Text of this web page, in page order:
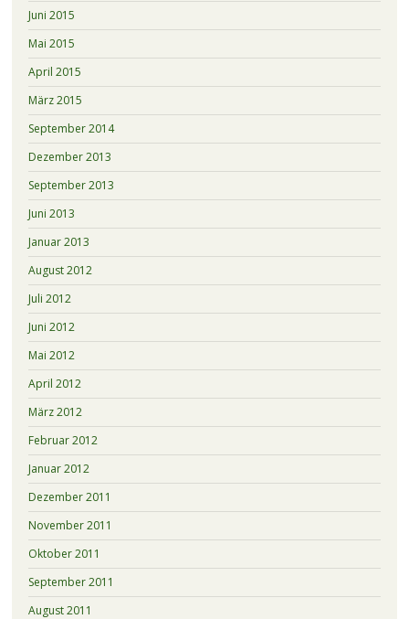
Juni 2015
Mai 2015
April 2015
März 2015
September 2014
Dezember 2013
September 2013
Juni 2013
Januar 2013
August 2012
Juli 2012
Juni 2012
Mai 2012
April 2012
März 2012
Februar 2012
Januar 2012
Dezember 2011
November 2011
Oktober 2011
September 2011
August 2011